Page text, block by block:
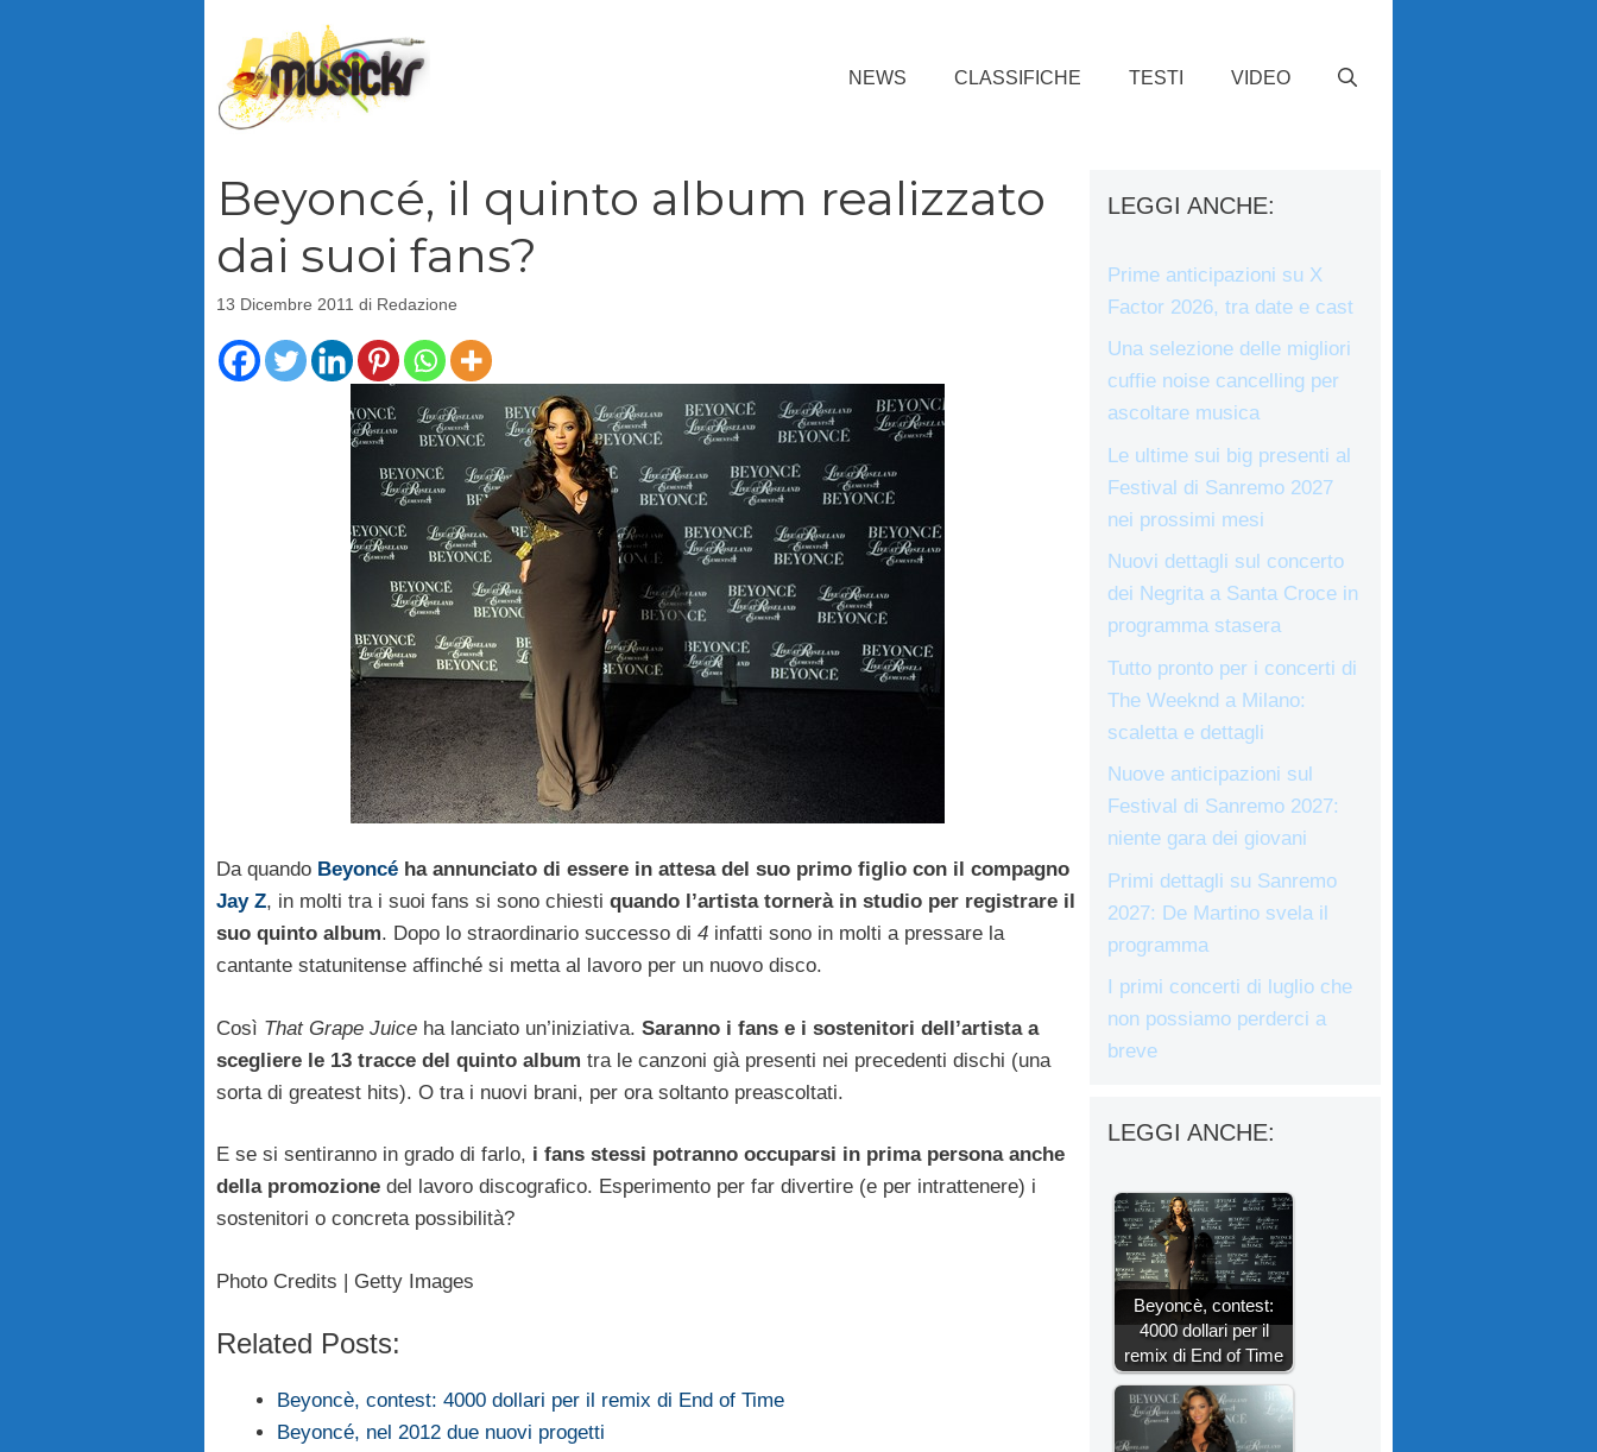
NEWS CLASSIFICHE TESTI VIDEO
Beyoncé, il quinto album realizzato
dai suoi fans?
13 Dicembre 2011 di Redazione
Da quando Beyoncé ha annunciato di essere in attesa del suo primo figlio con il compagno
Jay Z, in molti tra i suoi fans si sono chiesti quando l’artista tornerà in studio per registrare il
suo quinto album. Dopo lo straordinario successo di 4 infatti sono in molti a pressare la
cantante statunitense affinché si metta al lavoro per un nuovo disco.
Così That Grape Juice ha lanciato un’iniziativa. Saranno i fans e i sostenitori dell’artista a
scegliere le 13 tracce del quinto album tra le canzoni già presenti nei precedenti dischi (una
sorta di greatest hits). O tra i nuovi brani, per ora soltanto preascoltati.
E se si sentiranno in grado di farlo, i fans stessi potranno occuparsi in prima persona anche
della promozione del lavoro discografico. Esperimento per far divertire (e per intrattenere) i
sostenitori o concreta possibilità?
Photo Credits | Getty Images
Related Posts:
Beyoncè, contest: 4000 dollari per il remix di End of Time
Beyoncé, nel 2012 due nuovi progetti
LEGGI ANCHE:
Prime anticipazioni su X
Factor 2026, tra date e cast
Una selezione delle migliori
cuffie noise cancelling per
ascoltare musica
Le ultime sui big presenti al
Festival di Sanremo 2027
nei prossimi mesi
Nuovi dettagli sul concerto
dei Negrita a Santa Croce in
programma stasera
Tutto pronto per i concerti di
The Weeknd a Milano:
scaletta e dettagli
Nuove anticipazioni sul
Festival di Sanremo 2027:
niente gara dei giovani
Primi dettagli su Sanremo
2027: De Martino svela il
programma
I primi concerti di luglio che
non possiamo perderci a
breve
LEGGI ANCHE:
Beyoncè, contest:
4000 dollari per il
remix di End of Time